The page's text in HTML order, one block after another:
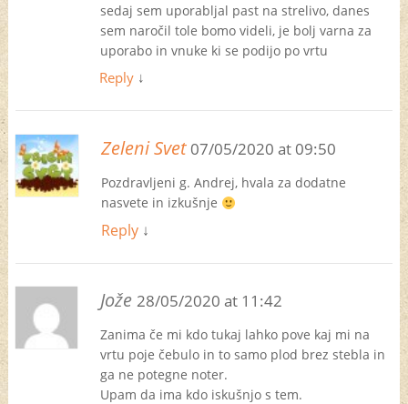
sedaj sem uporabljal past na strelivo, danes
sem naročil tole bomo videli, je bolj varna za
uporabo in vnuke ki se podijo po vrtu
Reply ↓
Zeleni Svet 07/05/2020 at 09:50
Pozdravljeni g. Andrej, hvala za dodatne
nasvete in izkušnje
Reply ↓
Jože28/05/2020 at 11:42
Zanima če mi kdo tukaj lahko pove kaj mi na
vrtu poje čebulo in to samo plod brez stebla in
ga ne potegne noter.
Upam da ima kdo iskušnjo s tem.